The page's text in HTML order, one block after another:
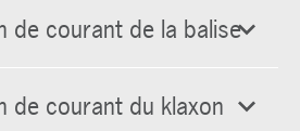
de courant de la balise
de courant du klaxon